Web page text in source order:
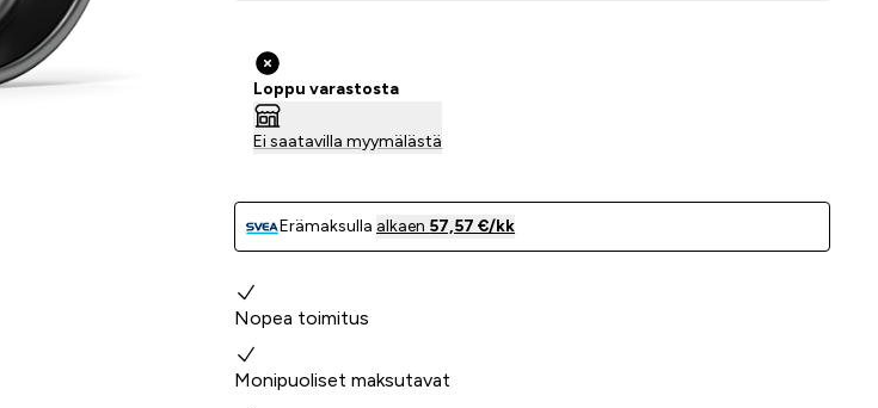
Loppu varastosta
Ei saatavilla myymälästä
Erämaksulla alkaen 57,57 €/kk
Miksi valita meidät?
Nopea toimitus
Monipuoliset maksutavat